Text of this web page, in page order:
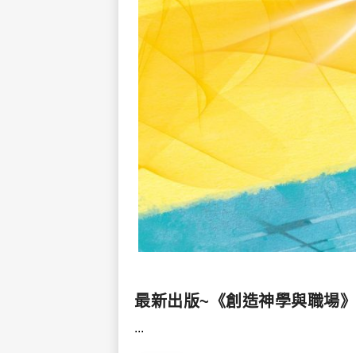
最新出版~《創造神學與職場
...